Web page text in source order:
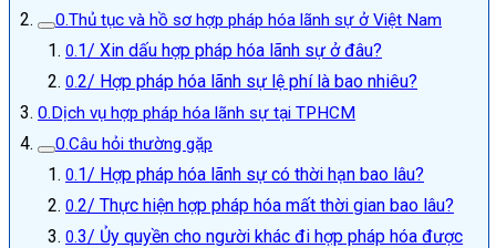
Thủ tục và hồ sơ hợp pháp hóa lãnh sự ở Việt Nam
1/ Xin dấu hợp pháp hóa lãnh sự ở đâu?
2/ Hợp pháp hóa lãnh sự lệ phí là bao nhiêu?
Dịch vụ hợp pháp hóa lãnh sự tại TPHCM
Câu hỏi thường gặp
1/ Hợp pháp hóa lãnh sự có thời hạn bao lâu?
2/ Thực hiện hợp pháp hóa mất thời gian bao lâu?
3/ Ủy quyền cho người khác đi hợp pháp hóa được